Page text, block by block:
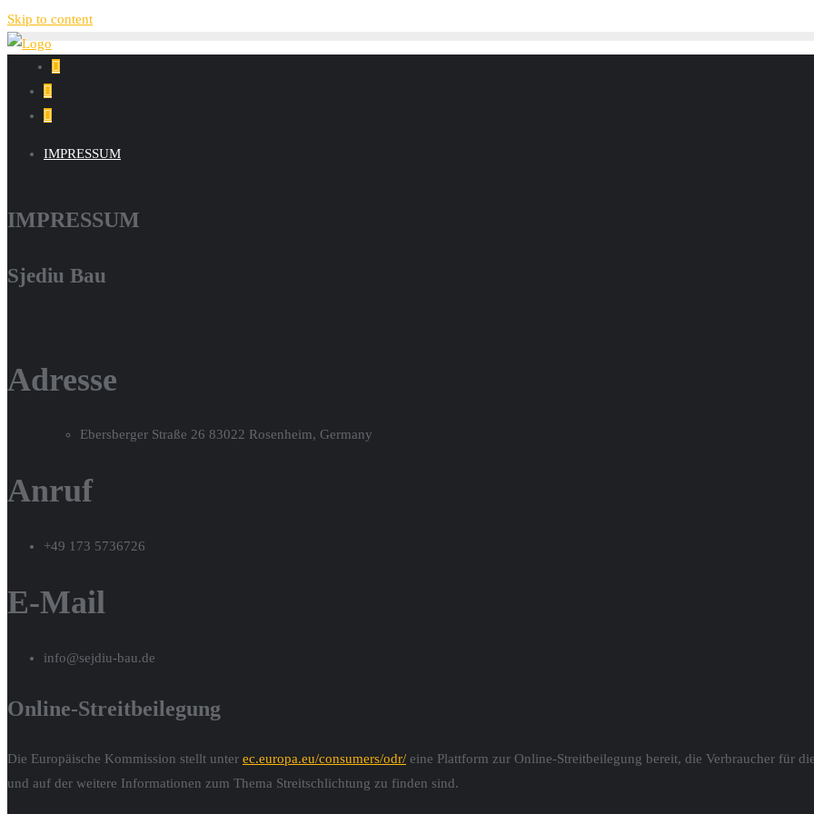
Skip to content
IMPRESSUM
Sjediu Bau
Adresse
Ebersberger Straße 26 83022 Rosenheim, Germany
Anruf
+49 173 5736726
E-Mail
info@sejdiu-bau.de
Online-Streitbeilegung
Die Europäische Kommission stellt unter ec.europa.eu/consumers/odr/ eine Plattform zur Online-Streitbeilegung bereit, die Verbraucher für
und auf der weitere Informationen zum Thema Streitschlichtung zu finden sind.
IMPRESSUM